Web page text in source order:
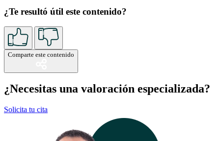
¿Te resultó útil este contenido?
Comparte este contenido
¿Necesitas una valoración especializada?
Solicita tu cita